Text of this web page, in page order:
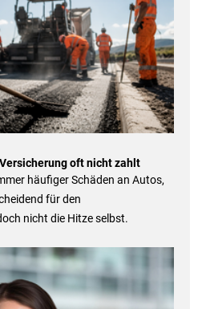
oft nicht zahlt
häufiger Schäden an Autos,
für den
nicht die Hitze selbst.